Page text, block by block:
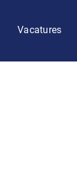
Vacatures